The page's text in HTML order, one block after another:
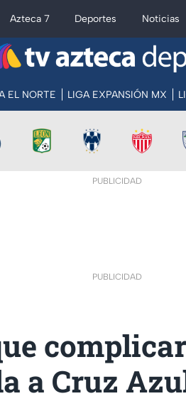
Azteca 7 Deportes Noticias
EL NORTE LIGA EXPANSIÓN MX
PUBLICIDAD
PUBLICIDAD
a Cruz